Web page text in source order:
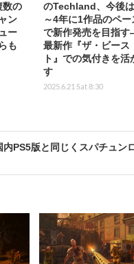
数の
ン
ー
も
のTechland、今後
～4年に1作品のペー
で新作発売を目指
最新作『ザ・ビース
ト』での気付きを活
す
2025.6.21 Sat 8:30
PS5版と同じくスパチュン